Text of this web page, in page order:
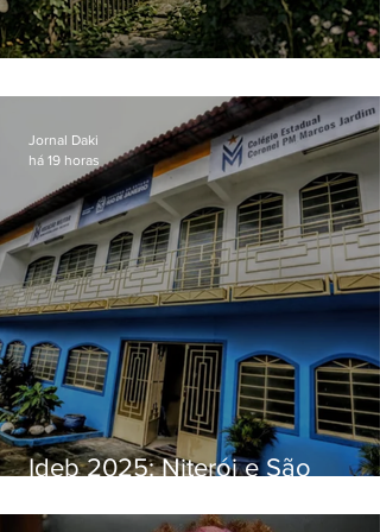
Ideb 2025: Niterói e São
distintos no ensino médio; veja
Jornal Daki
há 19 horas